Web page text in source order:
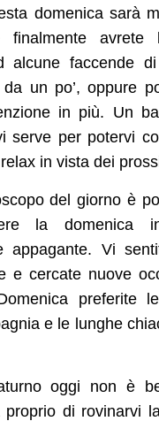
domenica sarà
finalmente avrete
alcune faccende
da un po’, oppure
in più. Un
serve per potervi
in vista dei
del giorno è
la domenica
appagante. Vi
e cercate nuove
preferite
e le lunghe
oggi non è
proprio di rovinarvi